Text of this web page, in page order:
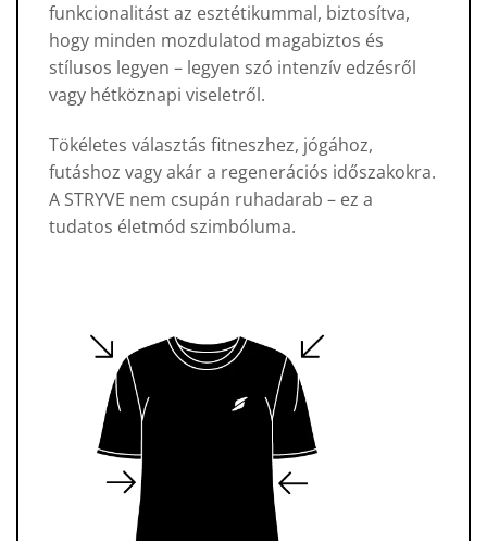
funkcionalitást az esztétikummal, biztosítva,
hogy minden mozdulatod magabiztos és
stílusos legyen – legyen szó intenzív edzésről
vagy hétköznapi viseletről.
Tökéletes választás fitneszhez, jógához,
futáshoz vagy akár a regenerációs időszakokra.
A STRYVE nem csupán ruhadarab – ez a
tudatos életmód szimbóluma.